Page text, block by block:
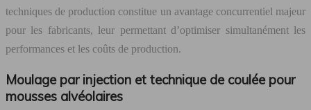
techniques de production constitue un avantage concurrentiel majeur
pour les fabricants, leur permettant d’optimiser simultanément les
performances et les coûts de production.
Moulage par injection et technique de coulée pour
mousses alvéolaires